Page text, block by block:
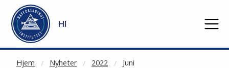
Gå til hovedinnhold
HI
Hjem Nyheter 2022 Juni
NOT CACHED